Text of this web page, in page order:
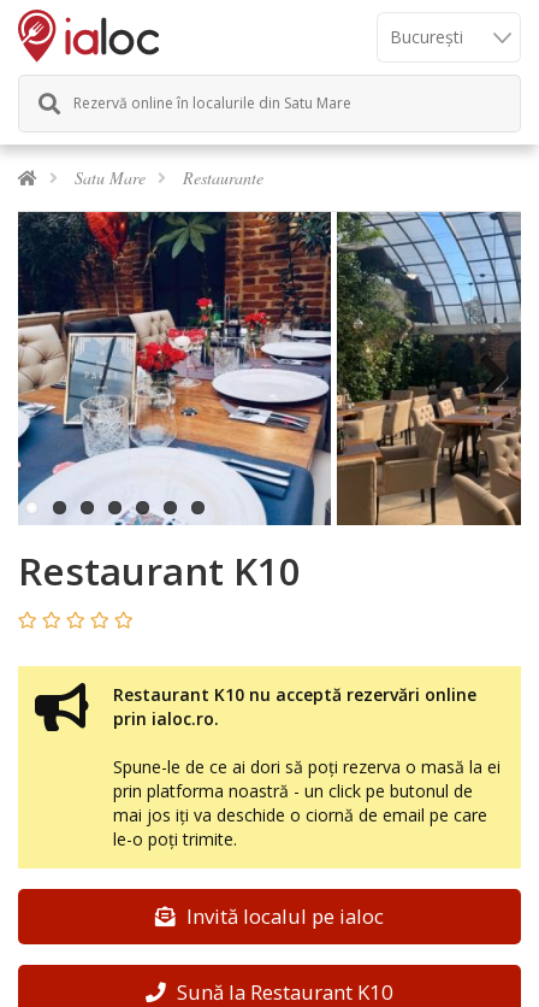
Rezervă online în localurile din Satu Mare
Satu Mare Restaurante
Next
Restaurant K10
Restaurant K10 nu acceptă rezervări online
prin ialoc.ro.
Spune-le de ce ai dori să poți rezerva o masă la ei
prin platforma noastră - un click pe butonul de
mai jos iți va deschide o ciornă de email pe care
le-o poți trimite.
Invită localul pe ialoc
Sună la Restaurant K10